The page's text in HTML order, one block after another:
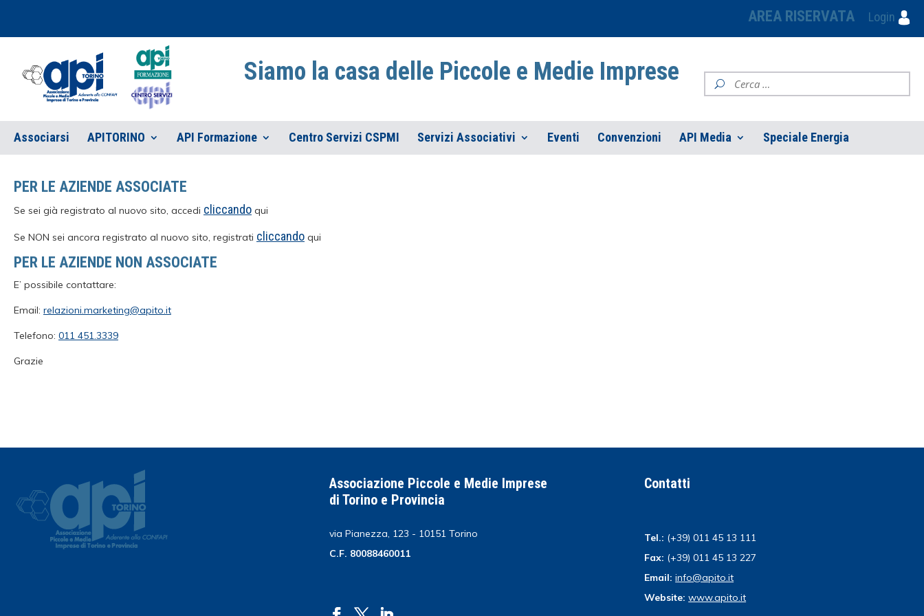
AREA RISERVATA Login
Siamo la casa delle Piccole e Medie Imprese
Associarsi APITORINO API Formazione Centro Servizi CSPMI Servizi Associativi Eventi Convenzioni API Media Speciale Energia
PER LE AZIENDE ASSOCIATE
Se sei già registrato al nuovo sito, accedi cliccando qui
Se NON sei ancora registrato al nuovo sito, registrati cliccando qui
PER LE AZIENDE NON ASSOCIATE
E’ possibile contattare:
Email: relazioni.marketing@apito.it
Telefono: 011 451.3339
Grazie
Associazione Piccole e Medie Imprese
di Torino e Provincia
via Pianezza, 123 - 10151 Torino
C.F. 80088460011
Contatti
Tel.: (+39) 011 45 13 111
Fax: (+39) 011 45 13 227
Email: info@apito.it
Website: www.apito.it